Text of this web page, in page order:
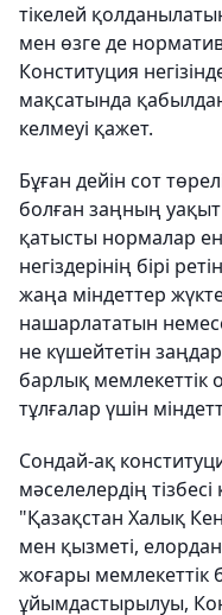
тікелей
мен өзге де
Конституция
мақсатында
келмеуі қажет.
Бұған дейін сот
болған заңның
қатысты нормалар
негіздерінің бірі
жаңа міндеттер
нашарлататын немесе
не күшейтетін
барлық мемлекеттік
тұлғалар үшін
Сондай-ақ
мәселелердің
"Қазақстан Халық
мен қызметі,
жоғары мемлекеттік
ұйымдастырылуы,